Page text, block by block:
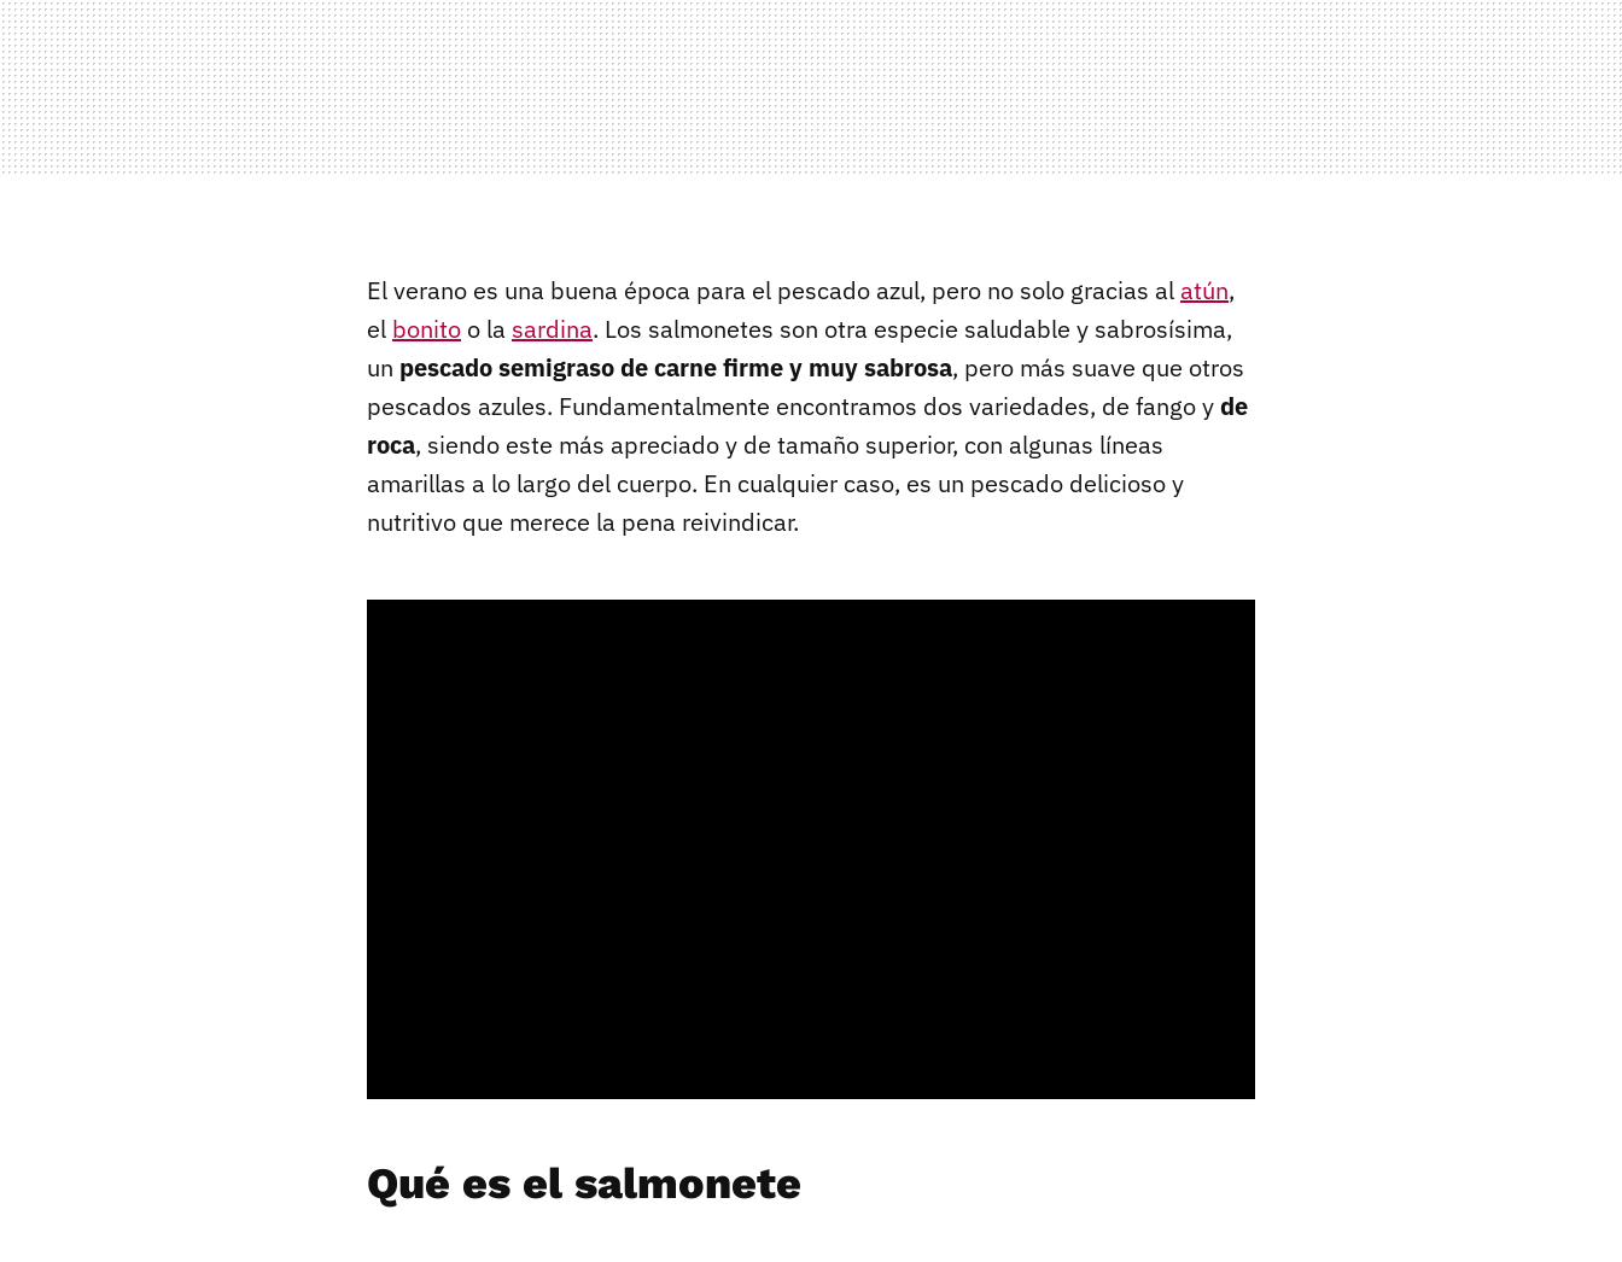
El verano es una buena época para el pescado azul, pero no solo gracias al atún,
el bonito o la sardina. Los salmonetes son otra especie saludable y sabrosísima,
un pescado semigraso de carne firme y muy sabrosa, pero más suave que otros
pescados azules. Fundamentalmente encontramos dos variedades, de fango yde
roca, siendo este más apreciado y de tamaño superior, con algunas líneas
amarillas a lo largo del cuerpo. En cualquier caso, es un pescado delicioso y
nutritivo que merece la pena reivindicar.
Qué es el salmonete